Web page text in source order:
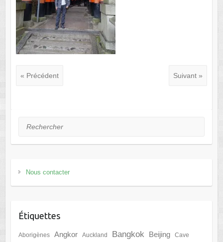
« Précédent Suivant »
Rechercher
Nous contacter
Étiquettes
Aborigènes Angkor Auckland Bangkok Beijing Cave